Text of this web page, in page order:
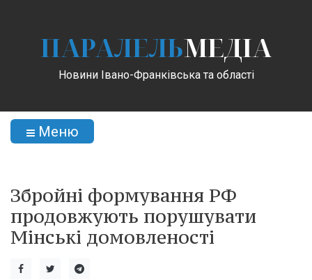
ПАРАЛЕЛЬМЕДІА
Новини Івано-Франківська та області
Меню
Збройні формування РФ
продовжують порушувати
Мінські домовленості